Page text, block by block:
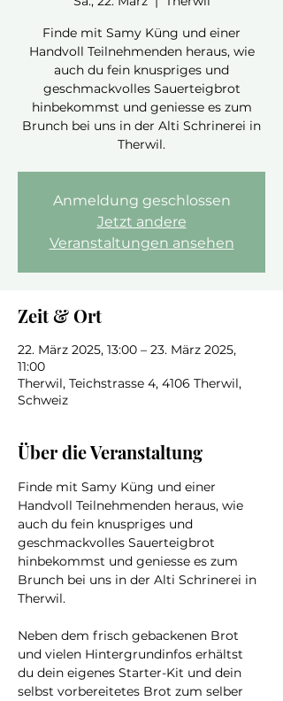
Finde mit Samy Küng und einer
Handvoll Teilnehmenden heraus, wie
auch du fein knuspriges und
geschmackvolles Sauerteigbrot
hinbekommst und geniesse es zum
Brunch bei uns in der Alti Schrinerei in
Therwil.
Anmeldung geschlossen
Jetzt andere
Veranstaltungen ansehen
Zeit & Ort
22. März 2025, 13:00 – 23. März 2025,
11:00
Therwil, Teichstrasse 4, 4106 Therwil,
Schweiz
Über die Veranstaltung
Finde mit Samy Küng und einer
Handvoll Teilnehmenden heraus, wie
auch du fein knuspriges und
geschmackvolles Sauerteigbrot
hinbekommst und geniesse es zum
Brunch bei uns in der Alti Schrinerei in
Therwil.
Neben dem frisch gebackenen Brot
und vielen Hintergrundinfos erhältst
du dein eigenes Starter-Kit und dein
selbst vorbereitetes Brot zum selber